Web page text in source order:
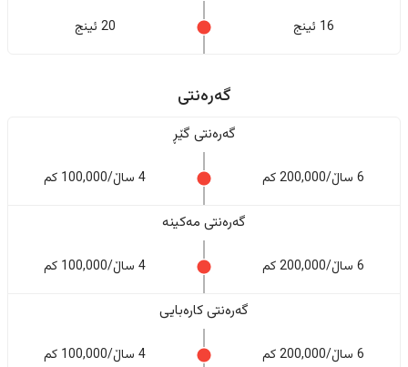
16 ئینج 20 ئینج
گەرەنتی
گەرەنتی گێڕ
6 ساڵ/200,000 کم 4 ساڵ/100,000 کم
گەرەنتی مەکینە
6 ساڵ/200,000 کم 4 ساڵ/100,000 کم
گەرەنتی کارەبایی
6 ساڵ/200,000 کم 4 ساڵ/100,000 کم